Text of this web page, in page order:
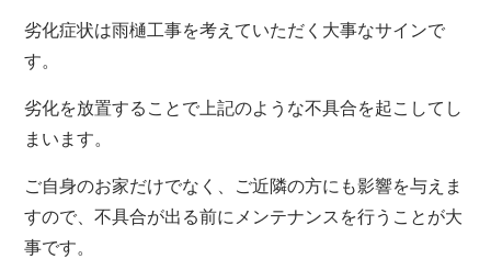
劣化症状は雨樋工事を考えていただく大事なサインで
す。
劣化を放置することで上記のような不具合を起こしてし
まいます。
ご自身のお家だけでなく、ご近隣の方にも影響を与えま
すので、不具合が出る前にメンテナンスを行うことが大
事です。